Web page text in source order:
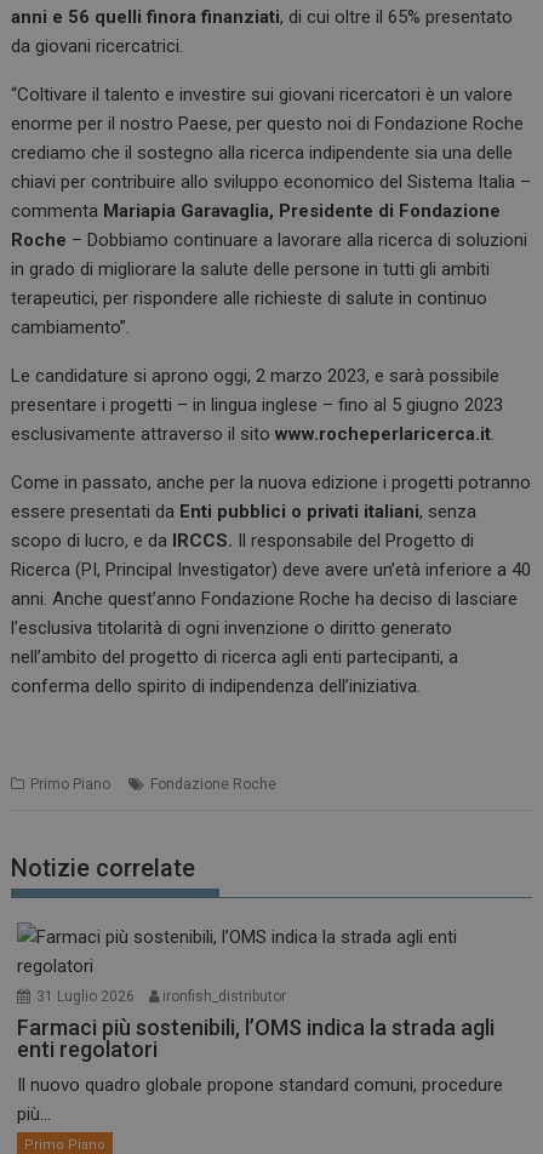
anni e 56 quelli finora finanziati, di cui oltre il 65% presentato
da giovani ricercatrici.
“Coltivare il talento e investire sui giovani ricercatori è un valore
enorme per il nostro Paese, per questo noi di Fondazione Roche
crediamo che il sostegno alla ricerca indipendente sia una delle
chiavi per contribuire allo sviluppo economico del Sistema Italia –
commenta Mariapia Garavaglia, Presidente di Fondazione
Roche – Dobbiamo continuare a lavorare alla ricerca di soluzioni
in grado di migliorare la salute delle persone in tutti gli ambiti
terapeutici, per rispondere alle richieste di salute in continuo
cambiamento”.
Le candidature si aprono oggi, 2 marzo 2023, e sarà possibile
presentare i progetti – in lingua inglese – fino al 5 giugno 2023
esclusivamente attraverso il sitowww.rocheperlaricerca.it.
Come in passato, anche per la nuova edizione i progetti potranno
essere presentati da Enti pubblici o privati italiani, senza
scopo di lucro, e da IRCCS. Il responsabile del Progetto di
Ricerca (PI, Principal Investigator) deve avere un’età inferiore a 40
anni. Anche quest’anno Fondazione Roche ha deciso di lasciare
l’esclusiva titolarità di ogni invenzione o diritto generato
nell’ambito del progetto di ricerca agli enti partecipanti, a
conferma dello spirito di indipendenza dell’iniziativa.
Primo Piano Fondazione Roche
Notizie correlate
31 Luglio 2026 ironfish_distributor
Farmaci più sostenibili, l’OMS indica la strada agli
enti regolatori
Il nuovo quadro globale propone standard comuni, procedure
più...
Primo Piano